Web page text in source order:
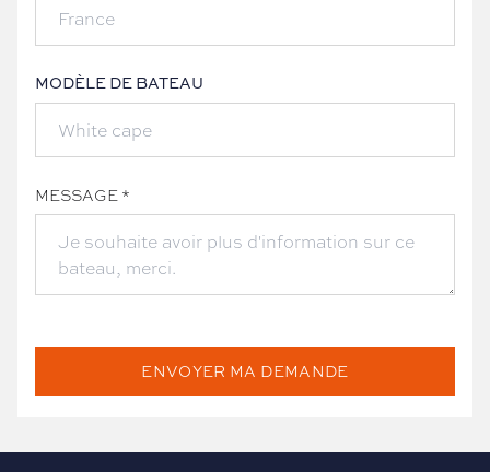
MODÈLE DE BATEAU
MESSAGE *
ENVOYER MA DEMANDE